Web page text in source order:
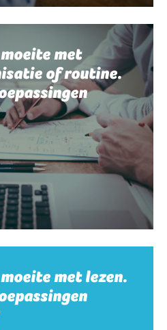
met
of routine.
met lezen.